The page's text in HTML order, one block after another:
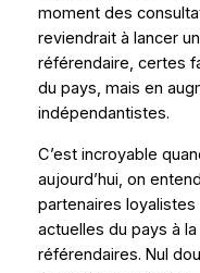
moment des
reviendrait à lancer
référendaire, certes
du pays, mais en
indépendantistes.
C’est incroyable
aujourd’hui, on
partenaires
actuelles du pays à
référendaires. Nul